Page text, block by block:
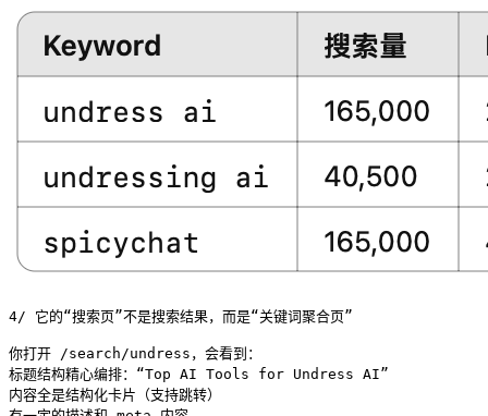
4/ 它的“搜索页”不是搜索结果，而是“关键词聚合页”
你打开 /search/undress，会看到：
标题结构精心编排：“Top AI Tools for Undress AI”
内容全是结构化卡片（支持跳转）